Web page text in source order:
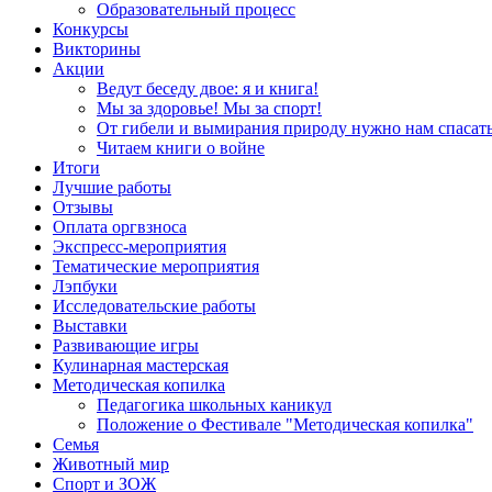
Образовательный процесс
Конкурсы
Викторины
Акции
Ведут беседу двое: я и книга!
Мы за здоровье! Мы за спорт!
От гибели и вымирания природу нужно нам
Читаем книги о войне
Итоги
Лучшие работы
Отзывы
Оплата оргвзноса
Экспресс-мероприятия
Тематические мероприятия
Лэпбуки
Исследовательские работы
Выставки
Развивающие игры
Кулинарная мастерская
Методическая копилка
Педагогика школьных каникул
Положение о Фестивале "Методическая копилка"
Семья
Животный мир
Спорт и ЗОЖ